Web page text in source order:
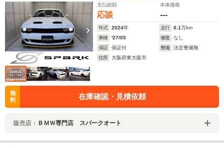
支払総額
応談
本体価格
---
年式 2024年 走行 0.1万km
車検
'27/05 修復
なし
保証
保証付 整備
法定整備無
住所
大阪府東大阪市
無
料
在庫確認・見積依頼
販売店： ＢＭＷ専門店 スパークオート